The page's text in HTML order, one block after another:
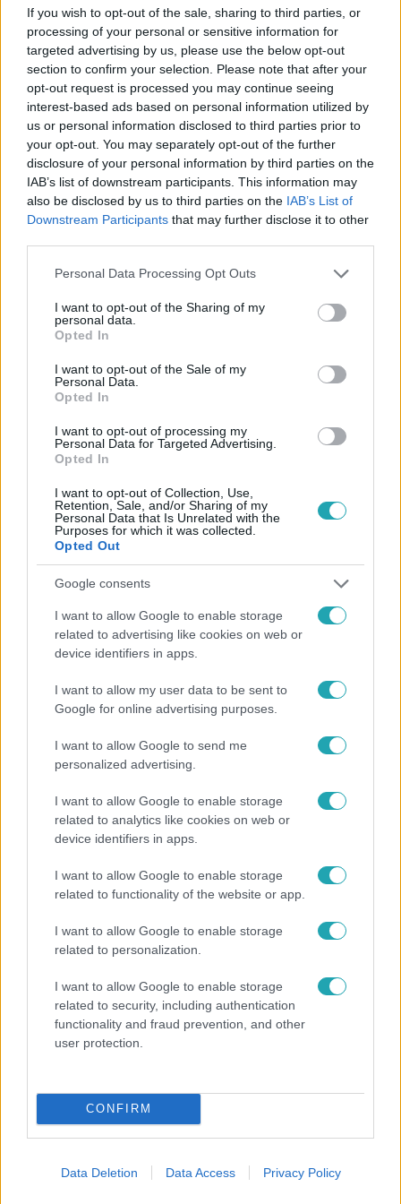
If you wish to opt-out of the sale, sharing to third parties, or
processing of your personal or sensitive information for
targeted advertising by us, please use the below opt-out
section to confirm your selection. Please note that after your
opt-out request is processed you may continue seeing
interest-based ads based on personal information utilized by
us or personal information disclosed to third parties prior to
your opt-out. You may separately opt-out of the further
disclosure of your personal information by third parties on the
IAB’s list of downstream participants. This information may
also be disclosed by us to third parties on the IAB’s List of
Downstream Participants that may further disclose it to other
Please note that this website/app uses one or more Google
not limited to your visit or usage behaviour. You may click to
grant or deny consent to Google and its third-party tags to
use your data for below specified purposes in below Google
consent section.
Personal Data Processing Opt Outs
I want to opt-out of the Sharing of my
personal data.
Opted In
I want to opt-out of the Sale of my
Personal Data.
Opted In
I want to opt-out of processing my
Personal Data for Targeted Advertising.
Opted In
I want to opt-out of Collection, Use,
Retention, Sale, and/or Sharing of my
Personal Data that Is Unrelated with the
Purposes for which it was collected.
Opted Out
Google consents
I want to allow Google to enable storage
related to advertising like cookies on web or
device identifiers in apps.
I want to allow my user data to be sent to
Google for online advertising purposes.
I want to allow Google to send me
personalized advertising.
I want to allow Google to enable storage
related to analytics like cookies on web or
device identifiers in apps.
I want to allow Google to enable storage
related to functionality of the website or app.
I want to allow Google to enable storage
related to personalization.
I want to allow Google to enable storage
related to security, including authentication
functionality and fraud prevention, and other
user protection.
CONFIRM
Data Deletion Data Access Privacy Policy
Pogány Judit háromgyerekes családapa
kollégájával kezdett ki, majdnem válás lett a vége
A színésznő arról vallott, hogy többször is szerelembe
2023. április 3. 6:39
A Playboy címlapján pózolt a feminista
államtitkárnő, áll a bál Franciaországban
Marlène Schiappa ruhát viselt a férfimagazin fotóin, és 12
oldalas interjúban fejtette ki nézeteit a nők és melegek
jogairól, valamint az abortuszról, mégis össztűz zúdult rá.
Tudomány-Tech
2023. március 18. 7:05
Egyre több módszer létezik a férfi
Biztonságosan végrehajtható vazektómia, férfi
fogamzásgátló tabletták: egyre inkább úgy néz ki, hogy a
szofisztikált módon intézhessék el a fogamzásgátlást,